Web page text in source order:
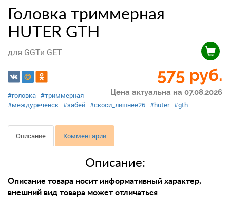
Головка триммерная
HUTER GTH
для GGTи GET
575 руб.
Цена актуальна на 07.08.2026
#головка #триммерная
#междуреченск #забей #скоси_лишнее26 #huter #gth
Описание Комментарии
Описание:
Описание товара носит информативный характер,
внешний вид товара может отличаться